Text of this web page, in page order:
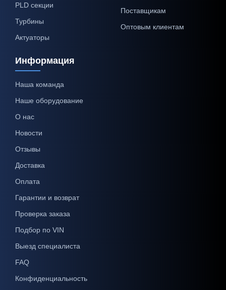
PLD секции
Турбины
Актуаторы
Поставщикам
Оптовым клиентам
Информация
Наша команда
Наше оборудование
О нас
Новости
Отзывы
Доставка
Оплата
Гарантии и возврат
Проверка заказа
Подбор по VIN
Выезд специалиста
FAQ
Конфиденциальность